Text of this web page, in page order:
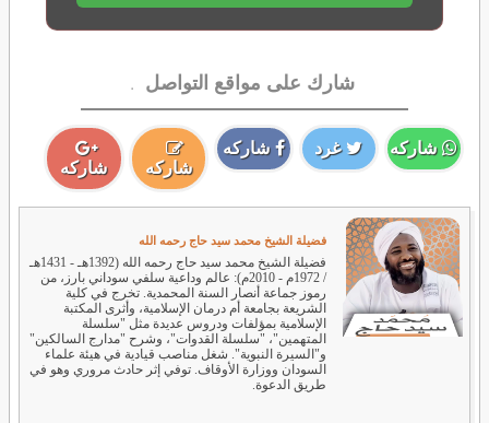
شارك على مواقع التواصل .
شاركه غرد
شاركه
شاركه
شاركه
فضيلة الشيخ محمد سيد حاج رحمه الله
فضيلة الشيخ محمد سيد حاج رحمه الله (1392هـ - 1431هـ
/ 1972م - 2010م): عالم وداعية سلفي سوداني بارز، من
رموز جماعة أنصار السنة المحمدية. تخرج في كلية
الشريعة بجامعة أم درمان الإسلامية، وأثرى المكتبة
الإسلامية بمؤلفات ودروس عديدة مثل "سلسلة
المتهمين"، "سلسلة القدوات"، وشرح "مدارج السالكين"
و"السيرة النبوية". شغل مناصب قيادية في هيئة علماء
السودان ووزارة الأوقاف. توفي إثر حادث مروري وهو في
طريق الدعوة.